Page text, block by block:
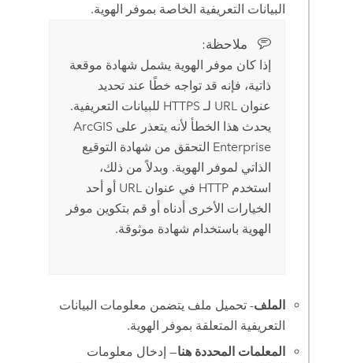
البيانات التعريفية الخاصة بموفر الهوية.
ملاحظة:‏
إذا كان موفر الهوية يشمل شهادة موقعة
ذاتية، فإنه قد تواجه خطًا عند تحديد
عنوان URL لـ HTTPS للبيانات التعريفية.
يحدث هذا الخطأ لأنه يتعذر على ArcGIS
Enterprise التحقق من شهادة التوقيع
الذاتي لموفر الهوية. وبدلاً من ذلك،
استخدم HTTP في عنوان URL أو أحد
الخيارات الأخرى أدناه أو قم بتكوين موفر
الهوية باستخدام شهادة موثوقة.
الملف- تحميل ملف يتضمن معلومات البيانات
التعريفية المتعلقة بموفر الهوية.
المعلمات المحددة هنا— إدخال معلومات